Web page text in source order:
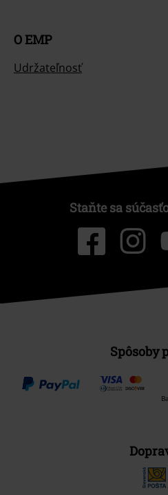
O EMP
Udržateľnosť
Staňte sa
Spôsoby